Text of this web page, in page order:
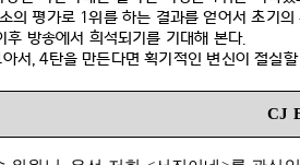
의 평가로1위를 하는 결과를 얻어서 초기
후 방송에서 희석되기를 기대해 본다.
서, 4탄을 만든다면 획기적인 변신이 절실
CJ